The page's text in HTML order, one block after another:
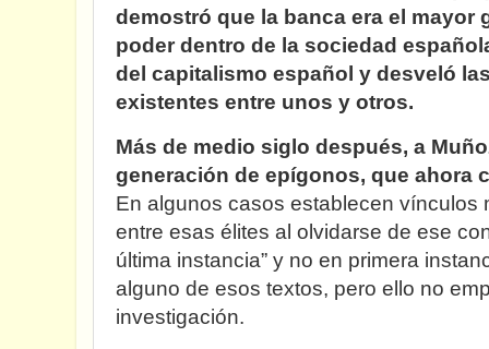
demostró que la banca era el mayor
poder dentro de la sociedad
del capitalismo español y desveló
existentes entre unos y otros.
Más de medio siglo después, a
generación de epígonos, que ahora
En algunos casos establecen vínculos
entre esas élites al olvidarse de ese
última instancia” y no en primera
alguno de esos textos, pero ello no
investigación.